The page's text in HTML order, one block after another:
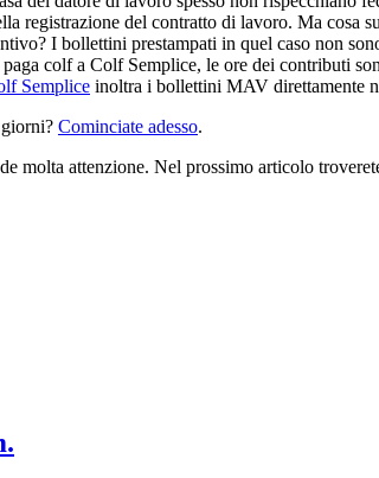
registrazione del contratto di lavoro. Ma cosa
I bollettini prestampati in quel caso non
colf a Colf Semplice, le ore dei contributi
Semplice inoltra i bollettini MAV direttamente
Cominciate adesso.
molta attenzione. Nel prossimo articolo